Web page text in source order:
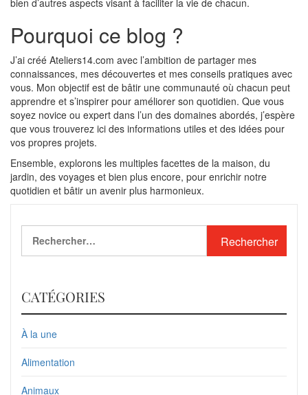
Pourquoi ce blog ?
J’ai créé Ateliers14.com avec l’ambition de partager mes
connaissances, mes découvertes et mes conseils pratiques avec
vous. Mon objectif est de bâtir une communauté où chacun peut
apprendre et s’inspirer pour améliorer son quotidien. Que vous
soyez novice ou expert dans l’un des domaines abordés, j’espère
que vous trouverez ici des informations utiles et des idées pour
vos propres projets.​
Ensemble, explorons les multiples facettes de la maison, du
jardin, des voyages et bien plus encore, pour enrichir notre
quotidien et bâtir un avenir plus harmonieux.
CATÉGORIES
À la une
Alimentation
Animaux